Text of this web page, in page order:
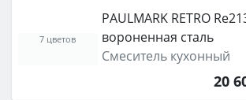
PAULMARK RETRO
вороненная сталь
Смеситель кухонный
20
7 цветов